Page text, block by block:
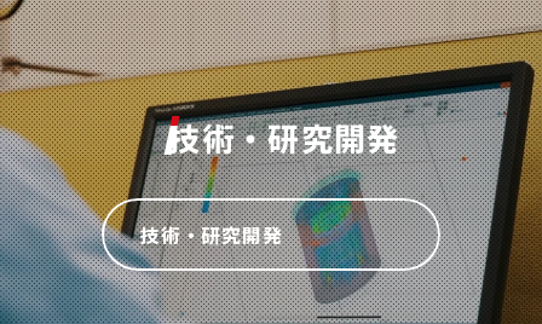
技術・研究開発
技術・研究開発